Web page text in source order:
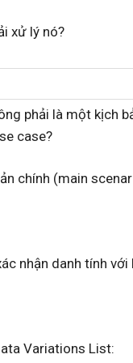
xử lý nó?
phải là một kịch
case?
chính (main
nhận danh tính với
Variations List: